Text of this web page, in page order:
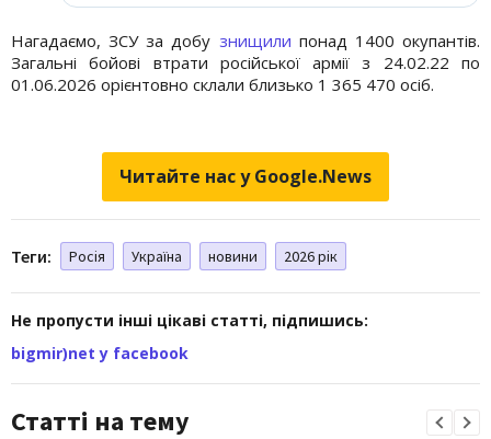
Нагадаємо, ЗСУ за добу знищили понад 1400 окупантів.
Загальні бойові втрати російської армії з 24.02.22 по
01.06.2026 орієнтовно склали близько 1 365 470 осіб.
Читайте нас у Google.News
Теги: Росія Україна новини 2026 рік
Не пропусти інші цікаві статті, підпишись:
bigmir)net у facebook
Статті на тему